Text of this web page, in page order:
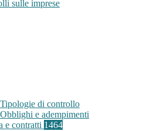
sulle imprese
Tipologie di controllo
Obblighi e adempimenti
e contratti 1464